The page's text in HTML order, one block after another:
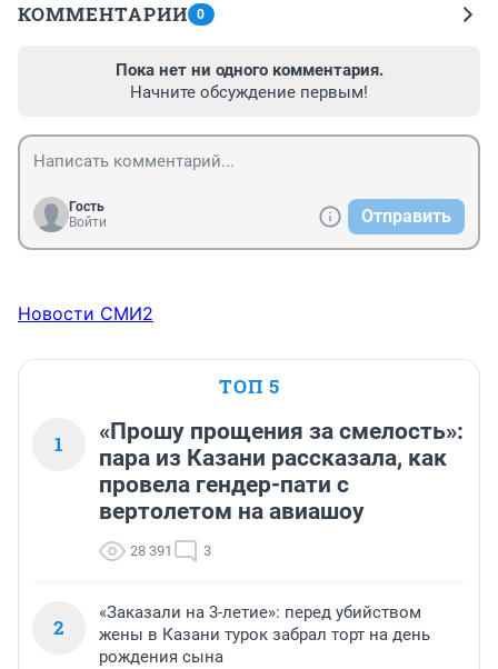
КОММЕНТАРИИ 0
Пока нет ни одного комментария.
Начните обсуждение первым!
Гость
Войти
Отправить
Новости СМИ2
ТОП 5
1
«Прошу прощения за смелость»:
пара из Казани рассказала, как
провела гендер-пати с
вертолетом на авиашоу
28 391 3
2
«Заказали на 3-летие»: перед убийством
жены в Казани турок забрал торт на день
рождения сына